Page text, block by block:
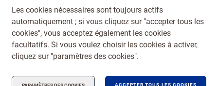
Dr. Oetker België
Conditions générales
Compliance
Les cookies nécessaires sont toujours actifs
automatiquement ; si vous cliquez sur "accepter tous les
cookies", vous acceptez également les cookies
facultatifs. Si vous voulez choisir les cookies à activer,
cliquez sur "paramètres des cookies".